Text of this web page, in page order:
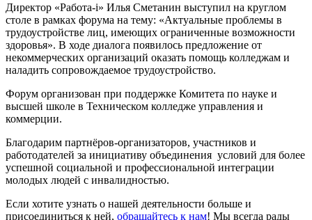
Директор «Работа-i» Илья Сметанин выступил на круглом
столе в рамках форума на тему: «Актуальные проблемы в
трудоустройстве лиц, имеющих ограниченные возможности
здоровья». В ходе диалога появилось предложение от
некоммерческих организаций оказать помощь колледжам и
наладить сопровождаемое трудоустройство.
Форум организован при поддержке Комитета по науке и
высшей школе в Техническом колледже управления и
коммерции.
Благодарим партнёров-организаторов, участников и
работодателей за инициативу объединения условий для более
успешной социальной и профессиональной интеграции
молодых людей с инвалидностью.
Если хотите узнать о нашей деятельности больше и
присоединиться к ней, обращайтесь к нам! Мы всегда рады